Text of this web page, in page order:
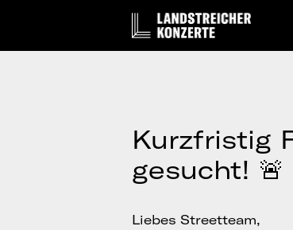
Kurzfristig
gesucht! 🚨
Liebes Streetteam,